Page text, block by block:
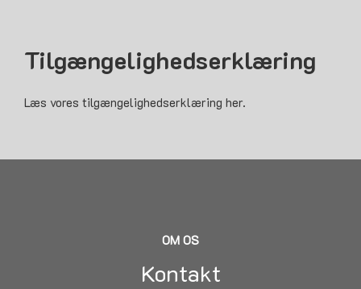
Tilgængelighedserklæring
Læs vores tilgængelighedserklæring her.
OM OS
Kontakt